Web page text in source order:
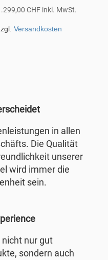
CHF inkl. MwSt.
Versandkosten
in allen
Die Qualität
unserer
wird immer die
sein.
nicht nur gut
sondern auch